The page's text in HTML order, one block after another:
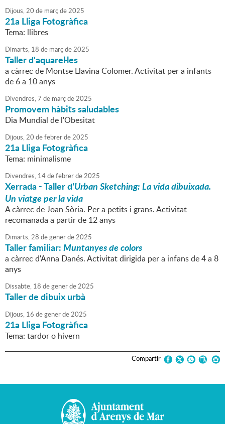
Dijous,20 de marçde2025
21a Lliga Fotogràfica
Tema: llibres
Dimarts, 18 de marçde2025
Taller d'aquarel·les
a càrrec de Montse Llavina Colomer. Activitat per a infants
de 6 a 10 anys
Divendres,7 de marçde2025
Promovem hàbits saludables
Dia Mundial de l'Obesitat
Dijous,20 defebrerde2025
21a Lliga Fotogràfica
Tema: minimalisme
Divendres, 14defebrerde2025
Xerrada - Taller d'Urban Sketching:La vida dibuixada.
Un viatge per la vida
A càrrec de Joan Sòria. Per a petits i grans. Activitat
recomanada a partir de 12 anys
Dimarts,28 degenerde2025
Taller familiar:Muntanyes de colors
a càrrec d'Anna Danés. Activitat dirigida per a infans de 4 a 8
anys
Dissabte, 18 degenerde2025
Taller de dibuix urbà
Dijous, 16 degenerde2025
21a Lliga Fotogràfica
Tema: tardor o hivern
Compartir